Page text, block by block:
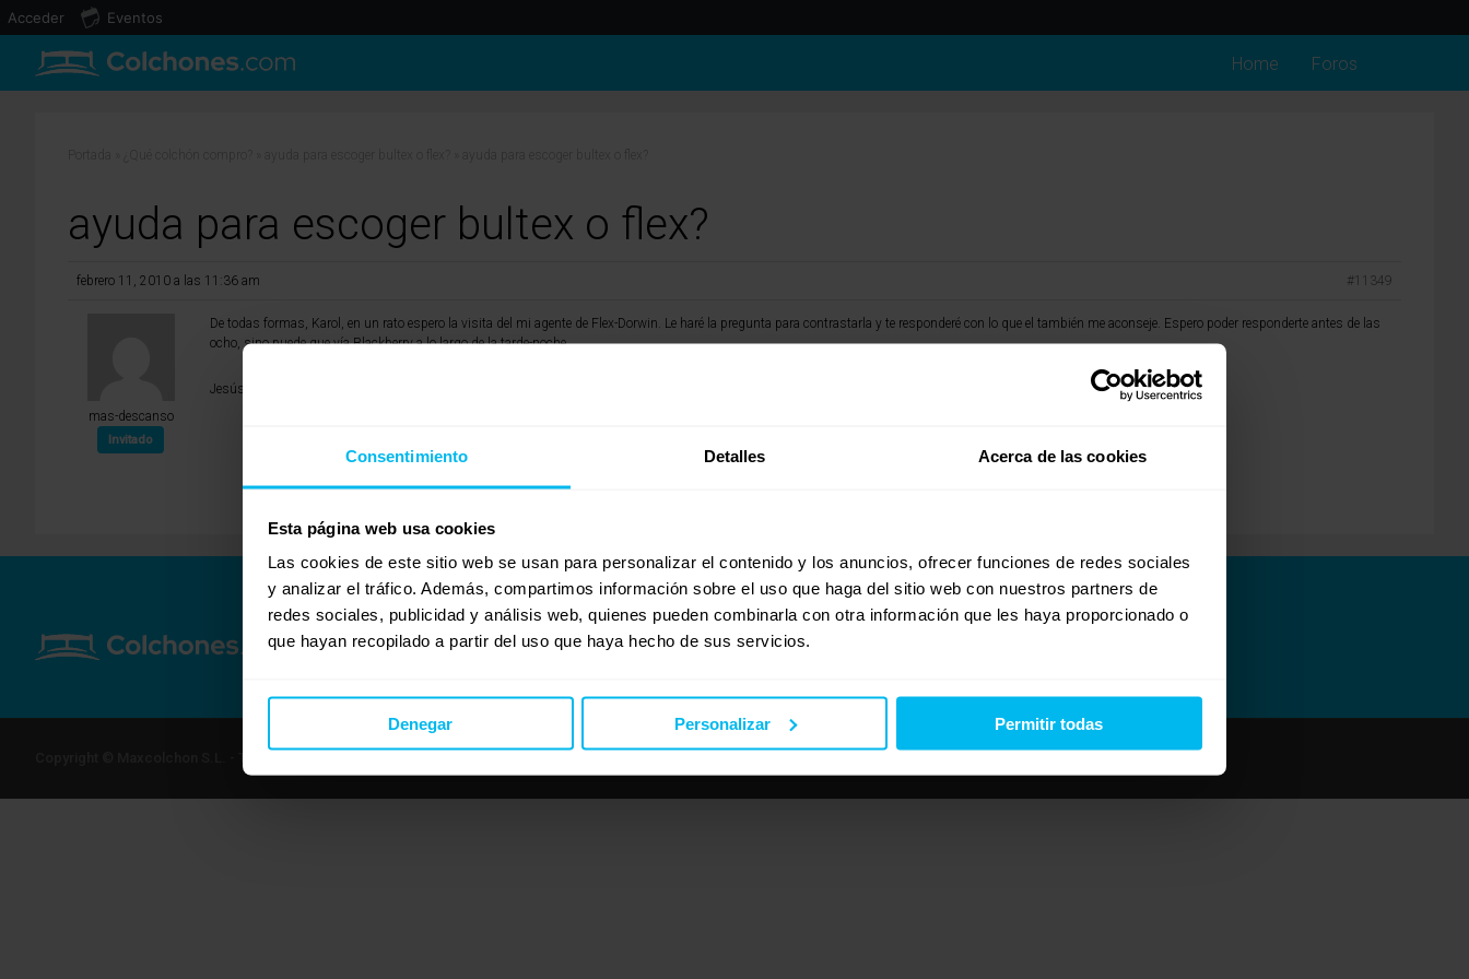
Consentimiento Detalles Acerca de las cookies
Esta página web usa cookies
Las cookies de este sitio web se usan para personalizar el contenido y los anuncios, ofrecer funciones de redes sociales
y analizar el tráfico. Además, compartimos información sobre el uso que haga del sitio web con nuestros partners de
redes sociales, publicidad y análisis web, quienes pueden combinarla con otra información que les haya proporcionado o
que hayan recopilado a partir del uso que haya hecho de sus servicios.
Denegar Personalizar Permitir todas
Home Foros
ayuda para escoger bultex o flex?
febrero 11, 2010 a las 11:36 am #11349
mas-descanso
Invitado
De todas formas, Karol, en un rato espero la visita del mi agente de Flex-Dorwin. Le haré la pregunta para contrastarla y te responderé con lo que el también me aconseje. Espero poder responderte antes de las
ocho, sino puede que vía Blackberry a lo largo de la tarde-noche.
Jesús.
Acceder Eventos